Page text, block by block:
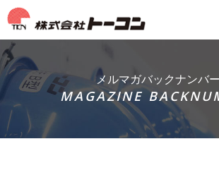
メルマガバックナンバー
MAGAZINE